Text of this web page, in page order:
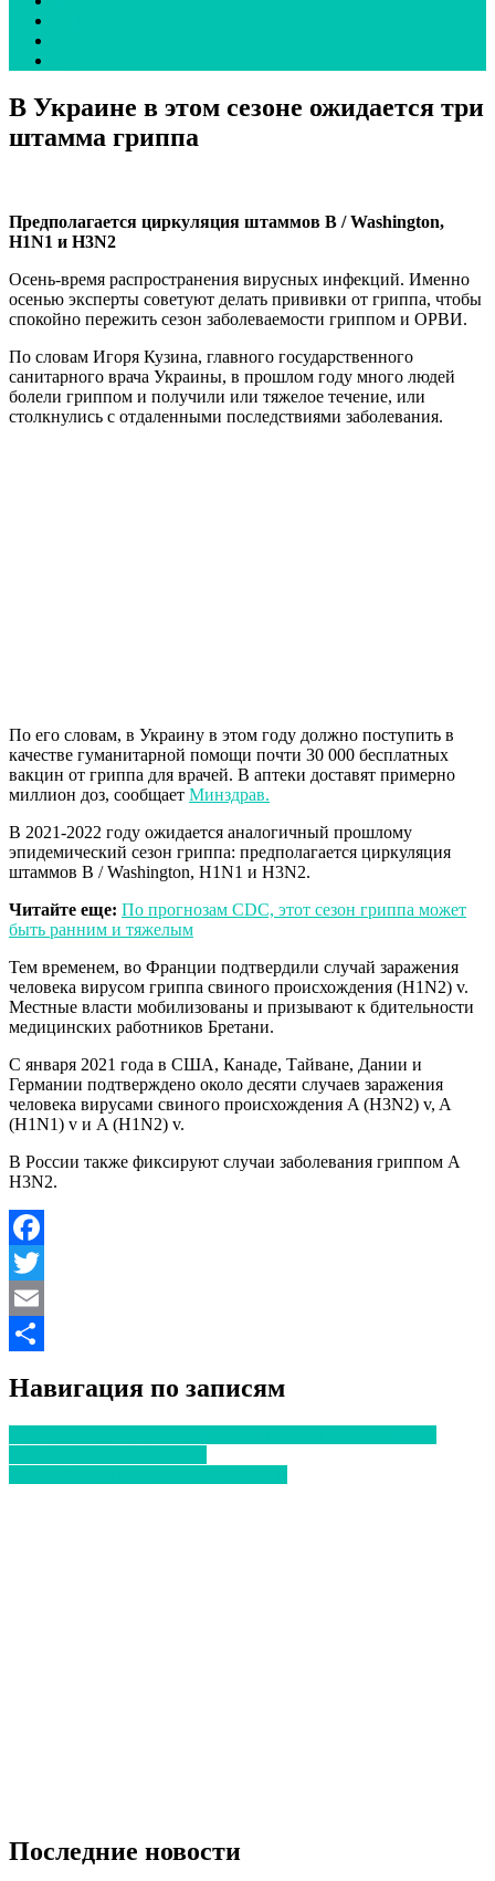
В Украине в этом сезоне ожидается три
штамма гриппа
Предполагается циркуляция штаммов B / Washington,
H1N1 и H3N2
Осень-время распространения вирусных инфекций. Именно
осенью эксперты советуют делать прививки от гриппа, чтобы
спокойно пережить сезон заболеваемости гриппом и ОРВИ.
По словам Игоря Кузина, главного государственного
санитарного врача Украины, в прошлом году много людей
болели гриппом и получили или тяжелое течение, или
столкнулись с отдаленными последствиями заболевания.
По его словам, в Украину в этом году должно поступить в
качестве гуманитарной помощи почти 30 000 бесплатных
вакцин от гриппа для врачей. В аптеки доставят примерно
миллион доз, сообщает Минздрав.
В 2021-2022 году ожидается аналогичный прошлому
эпидемический сезон гриппа: предполагается циркуляция
штаммов B / Washington, H1N1 и H3N2.
Читайте еще: По прогнозам CDC, этот сезон гриппа может
быть ранним и тяжелым
Тем временем, во Франции подтвердили случай заражения
человека вирусом гриппа свиного происхождения (H1N2) v.
Местные власти мобилизованы и призывают к бдительности
медицинских работников Бретани.
С января 2021 года в США, Канаде, Тайване, Дании и
Германии подтверждено около десяти случаев заражения
человека вирусами свиного происхождения A (H3N2) v, A
(H1N1) v и A (H1N2) v.
В России также фиксируют случаи заболевания гриппом A
H3N2.
Facebook
Twitter
Email
Навигация по записям
Последние новости